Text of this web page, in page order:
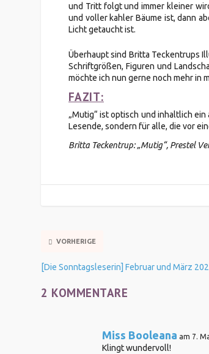
und Tritt folgt und immer kleiner
und voller kahler Bäume ist, dann
Licht getaucht ist.
Überhaupt sind Britta Teckentrups
Schriftgrößen, Figuren und
möchte ich nun gerne noch mehr in
FAZIT:
​„Mutig“ ist optisch und inhaltlich
Lesende, sondern für alle, die vor
Britta Teckentrup: „Mutig“, Prestel
VORHERIGE
[Die Sonntagsleserin] Februar und März
2 KOMMENTARE
Miss Booleana am 7.
Klingt wundervoll!